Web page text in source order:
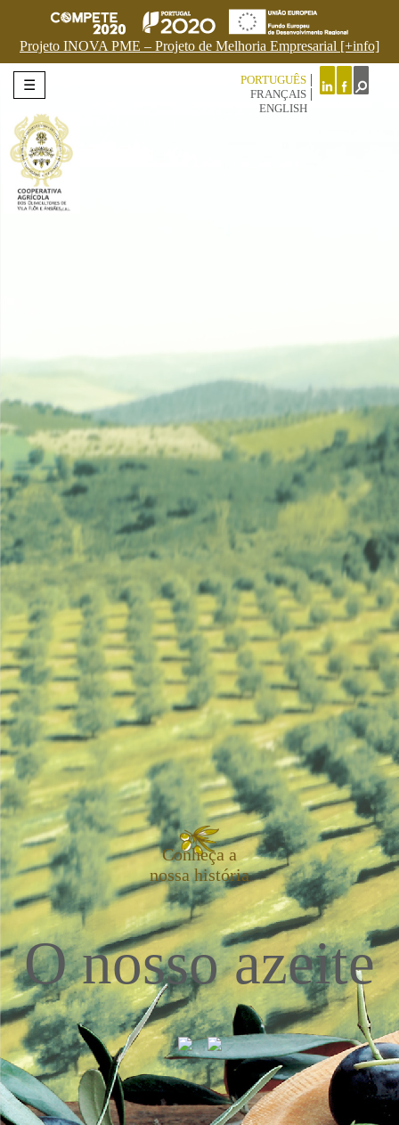
Projeto INOVA PME – Projeto de Melhoria Empresarial [+info]
PORTUGUÊS
FRANÇAIS
ENGLISH
☰
Conheça a
nossa história
O nosso azeite